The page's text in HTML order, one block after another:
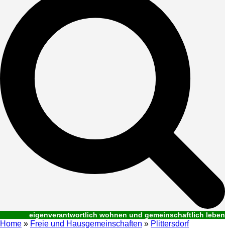
eigenverantwortlich wohnen und gemeinschaftlich leben
Home » Freie und Hausgemeinschaften » Plittersdorf